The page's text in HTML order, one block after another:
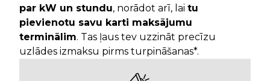
par kW un stundu, norādot arī, lai tu
pievienotu savu karti maksājumu
terminālim. Tas ļaus tev uzzināt precīzu
uzlādes izmaksu pirms turpināšanas*.